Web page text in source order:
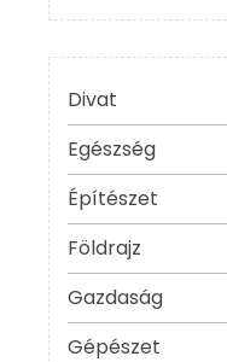
Divat
Egészség
Építészet
Földrajz
Gazdaság
Gépészet